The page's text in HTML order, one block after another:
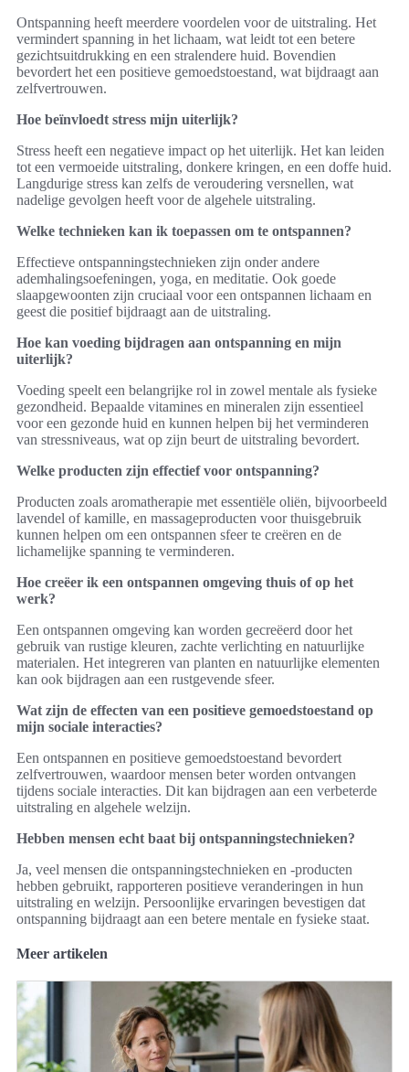
Ontspanning heeft meerdere voordelen voor de uitstraling. Het
vermindert spanning in het lichaam, wat leidt tot een betere
gezichtsuitdrukking en een stralendere huid. Bovendien
bevordert het een positieve gemoedstoestand, wat bijdraagt aan
zelfvertrouwen.
Hoe beïnvloedt stress mijn uiterlijk?
Stress heeft een negatieve impact op het uiterlijk. Het kan leiden
tot een vermoeide uitstraling, donkere kringen, en een doffe huid.
Langdurige stress kan zelfs de veroudering versnellen, wat
nadelige gevolgen heeft voor de algehele uitstraling.
Welke technieken kan ik toepassen om te ontspannen?
Effectieve ontspanningstechnieken zijn onder andere
ademhalingsoefeningen, yoga, en meditatie. Ook goede
slaapgewoonten zijn cruciaal voor een ontspannen lichaam en
geest die positief bijdraagt aan de uitstraling.
Hoe kan voeding bijdragen aan ontspanning en mijn
uiterlijk?
Voeding speelt een belangrijke rol in zowel mentale als fysieke
gezondheid. Bepaalde vitamines en mineralen zijn essentieel
voor een gezonde huid en kunnen helpen bij het verminderen
van stressniveaus, wat op zijn beurt de uitstraling bevordert.
Welke producten zijn effectief voor ontspanning?
Producten zoals aromatherapie met essentiële oliën, bijvoorbeeld
lavendel of kamille, en massageproducten voor thuisgebruik
kunnen helpen om een ontspannen sfeer te creëren en de
lichamelijke spanning te verminderen.
Hoe creëer ik een ontspannen omgeving thuis of op het
werk?
Een ontspannen omgeving kan worden gecreëerd door het
gebruik van rustige kleuren, zachte verlichting en natuurlijke
materialen. Het integreren van planten en natuurlijke elementen
kan ook bijdragen aan een rustgevende sfeer.
Wat zijn de effecten van een positieve gemoedstoestand op
mijn sociale interacties?
Een ontspannen en positieve gemoedstoestand bevordert
zelfvertrouwen, waardoor mensen beter worden ontvangen
tijdens sociale interacties. Dit kan bijdragen aan een verbeterde
uitstraling en algehele welzijn.
Hebben mensen echt baat bij ontspanningstechnieken?
Ja, veel mensen die ontspanningstechnieken en -producten
hebben gebruikt, rapporteren positieve veranderingen in hun
uitstraling en welzijn. Persoonlijke ervaringen bevestigen dat
ontspanning bijdraagt aan een betere mentale en fysieke staat.
Meer artikelen